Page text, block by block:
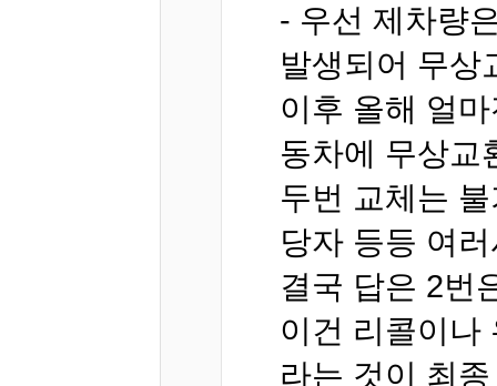
- 우선 제차량
발생되어 무상
이후 올해 얼
동차에 무상교
두번 교체는
당자 등등 여
결국 답은 2번
이건 리콜이나
라는 것이 최